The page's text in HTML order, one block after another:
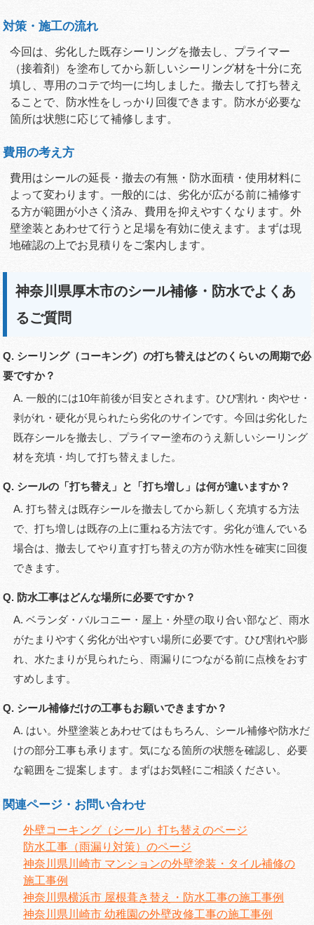
対策・施工の流れ
今回は、劣化した既存シーリングを撤去し、プライマー
（接着剤）を塗布してから新しいシーリング材を十分に充
填し、専用のコテで均一に均しました。撤去して打ち替え
ることで、防水性をしっかり回復できます。防水が必要な
箇所は状態に応じて補修します。
費用の考え方
費用はシールの延長・撤去の有無・防水面積・使用材料に
よって変わります。一般的には、劣化が広がる前に補修す
る方が範囲が小さく済み、費用を抑えやすくなります。外
壁塗装とあわせて行うと足場を有効に使えます。まずは現
地確認の上でお見積りをご案内します。
神奈川県厚木市のシール補修・防水でよくあ
るご質問
Q. シーリング（コーキング）の打ち替えはどのくらいの周期で必
要ですか？
A. 一般的には10年前後が目安とされます。ひび割れ・肉やせ・
剥がれ・硬化が見られたら劣化のサインです。今回は劣化した
既存シールを撤去し、プライマー塗布のうえ新しいシーリング
材を充填・均して打ち替えました。
Q. シールの「打ち替え」と「打ち増し」は何が違いますか？
A. 打ち替えは既存シールを撤去してから新しく充填する方法
で、打ち増しは既存の上に重ねる方法です。劣化が進んでいる
場合は、撤去してやり直す打ち替えの方が防水性を確実に回復
できます。
Q. 防水工事はどんな場所に必要ですか？
A. ベランダ・バルコニー・屋上・外壁の取り合い部など、雨水
がたまりやすく劣化が出やすい場所に必要です。ひび割れや膨
れ、水たまりが見られたら、雨漏りにつながる前に点検をおす
すめします。
Q. シール補修だけの工事もお願いできますか？
A. はい。外壁塗装とあわせてはもちろん、シール補修や防水だ
けの部分工事も承ります。気になる箇所の状態を確認し、必要
な範囲をご提案します。まずはお気軽にご相談ください。
関連ページ・お問い合わせ
外壁コーキング（シール）打ち替えのページ
防水工事（雨漏り対策）のページ
神奈川県川崎市 マンションの外壁塗装・タイル補修の
施工事例
神奈川県横浜市 屋根葺き替え・防水工事の施工事例
神奈川県川崎市 幼稚園の外壁改修工事の施工事例